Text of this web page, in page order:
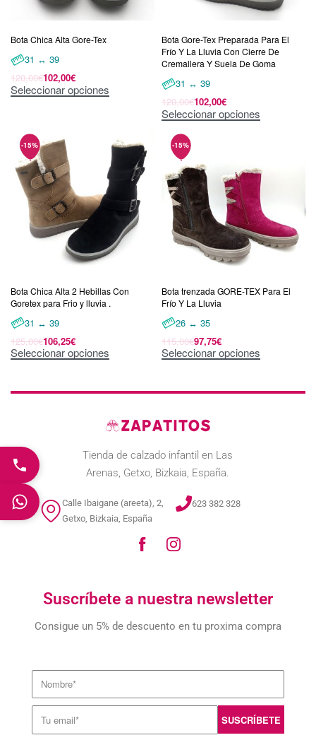
Bota Chica Alta Gore-Tex
31 ↔ 39
120,00€102,00€
Seleccionar opciones
Bota Gore-Tex Preparada Para El
Frío Y La Lluvia Con Cierre De
Cremallera Y Suela De Goma
31 ↔ 39
120,00€102,00€
Seleccionar opciones
Bota Chica Alta 2 Hebillas Con
Goretex para Frio y lluvia .
31 ↔ 39
125,00€106,25€
Seleccionar opciones
Bota trenzada GORE-TEX Para El
Frío Y La Lluvia
26 ↔ 35
115,00€97,75€
Seleccionar opciones
Tienda de calzado infantil en Las
Arenas, Getxo, Bizkaia, España.
Calle Ibaigane (areeta), 2,
Getxo, Bizkaia, España
623 382 328
Suscríbete a nuestra newsletter
Consigue un 5% de descuento en tu proxima compra